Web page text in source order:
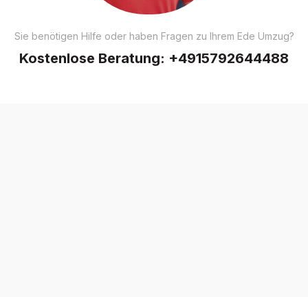
Sie benötigen Hilfe oder haben Fragen zu Ihrem Ede Umzug?
Kostenlose Beratung: +4915792644488